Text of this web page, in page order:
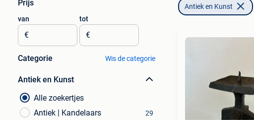
Prijs
van
€
tot
€
Categorie Wis de categorie
Antiek en Kunst
Alle zoekertjes
Antiek | Kandelaars
29
Antiek en Kunst